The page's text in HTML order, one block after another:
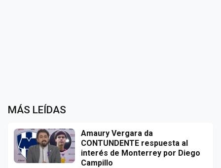
MÁS LEÍDAS
Amaury Vergara da
CONTUNDENTE respuesta al
interés de Monterrey por Diego
Campillo